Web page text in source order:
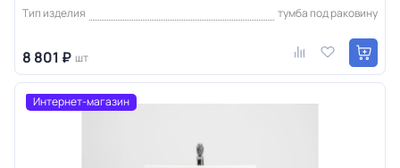
Тип изделия
тумба под раковину
8 801 ₽ шт
Интернет-магазин